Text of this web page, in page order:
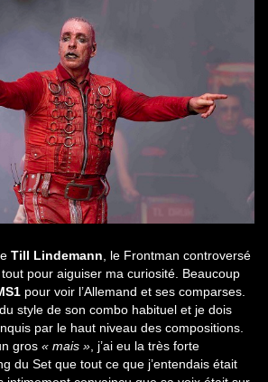
Till Lindemann , le Frontman controversé
tout pour aiguiser ma curiosité. Beaucoup
pour voir l’Allemand et ses comparses.
style de son combo habituel et je dois
par le haut niveau des compositions.
gros « mais » , j’ai eu la très forte
du Set que tout ce que j’entendais était